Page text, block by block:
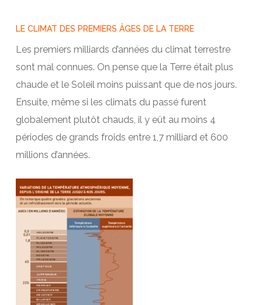
LE CLIMAT DES PREMIERS ÂGES DE LA TERRE
Les premiers milliards d’années du climat terrestre
sont mal connues. On pense que la Terre était plus
chaude et le Soleil moins puissant que de nos jours.
Ensuite, même si les climats du passé furent
globalement plutôt chauds, il y eût au moins 4
périodes de grands froids entre 1,7 milliard et 600
millions d’années.